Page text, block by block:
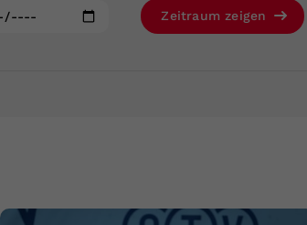
Zeitraum zeigen
Ihrer vorgenommen Einstellungen, falls